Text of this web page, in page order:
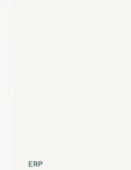
ERP